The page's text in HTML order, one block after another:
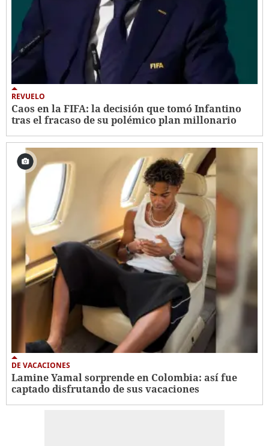
REVUELO
Caos en la FIFA: la decisión que tomó Infantino
tras el fracaso de su polémico plan millonario
DE VACACIONES
Lamine Yamal sorprende en Colombia: así fue
captado disfrutando de sus vacaciones